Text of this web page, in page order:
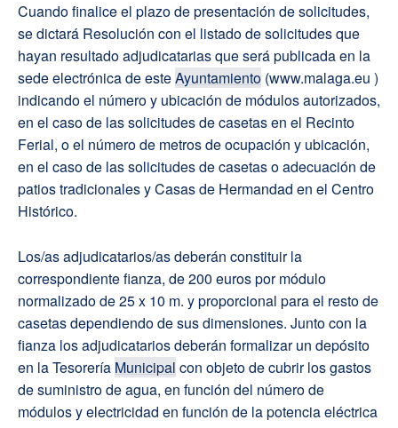
Cuando finalice el plazo de presentación de solicitudes,
se dictará Resolución con el listado de solicitudes que
hayan resultado adjudicatarias que será publicada en la
sede electrónica de esteAyuntamiento (www.malaga.eu )
indicando el número y ubicación de módulos autorizados,
en el caso de las solicitudes de casetas en el Recinto
Ferial, o el número de metros de ocupación y ubicación,
en el caso de las solicitudes de casetas o adecuación de
patios tradicionales y Casas de Hermandad en el Centro
Histórico.
Los/as adjudicatarios/as deberán constituir la
correspondiente fianza, de 200 euros por módulo
normalizado de 25 x 10 m. y proporcional para el resto de
casetas dependiendo de sus dimensiones. Junto con la
fianza los adjudicatarios deberán formalizar un depósito
en la Tesorería Municipal con objeto de cubrir los gastos
de suministro de agua, en función del número de
módulos y electricidad en función de la potencia eléctrica